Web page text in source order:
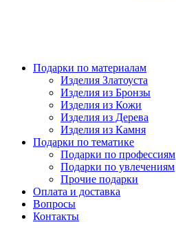
Подарки по материалам
Изделия Златоуста
Изделия из Бронзы
Изделия из Кожи
Изделия из Дерева
Изделия из Камня
Подарки по тематике
Подарки по профессиям
Подарки по увлечениям
Прочие подарки
Оплата и доставка
Вопросы
Контакты